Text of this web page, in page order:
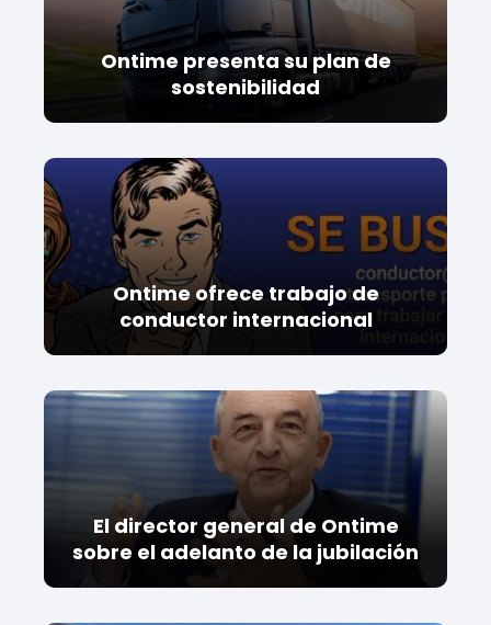
Ontime presenta su plan de
sostenibilidad
Ontime ofrece trabajo de
conductor internacional
El director general de Ontime
sobre el adelanto de la jubilación